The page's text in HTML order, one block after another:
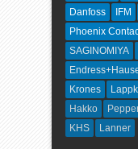
Danfoss
IFM
Phoenix
SAGINOMIYA
Krones
Hakko
KHS
Lanner